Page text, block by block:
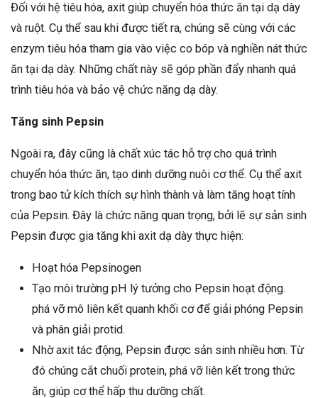
Đối với hệ tiêu hóa, axit giúp chuyển hóa thức ăn tại dạ dày
và ruột. Cụ thể sau khi được tiết ra, chúng sẽ cùng với các
enzym tiêu hóa tham gia vào việc co bóp và nghiền nát thức
ăn tại dạ dày. Những chất này sẽ góp phần đẩy nhanh quá
trình tiêu hóa và bảo vệ chức năng dạ dày.
Tăng sinh Pepsin
Ngoài ra, đây cũng là chất xúc tác hỗ trợ cho quá trình
chuyển hóa thức ăn, tạo dinh dưỡng nuôi cơ thể. Cụ thể axit
trong bao tử kích thích sự hình thành và làm tăng hoạt tính
của Pepsin. Đây là chức năng quan trọng, bởi lẽ sự sản sinh
Pepsin được gia tăng khi axit dạ dày thực hiện:
Hoạt hóa Pepsinogen
Tạo môi trường pH lý tưởng cho Pepsin hoạt động.
phá vỡ mô liên kết quanh khối cơ để giải phóng Pepsin
và phân giải protid.
Nhờ axit tác động, Pepsin được sản sinh nhiều hơn. Từ
đó chúng cắt chuối protein, phá vỡ liên kết trong thức
ăn, giúp cơ thể hấp thu dưỡng chất.